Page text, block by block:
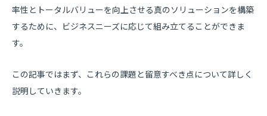
率性とトータルバリューを向上させる真のソリューションを構築
するために、ビジネスニーズに応じて組み立てることができま
す。
この記事ではまず、これらの課題と留意すべき点について詳しく
説明していきます。